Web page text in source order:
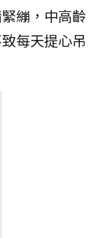
繃，中高齡
每天提心吊